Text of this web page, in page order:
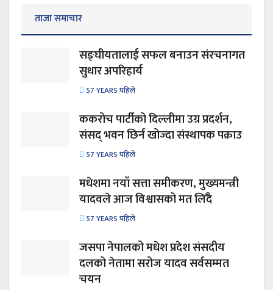
ताजा समाचार
सङ्घीयतालाई सफल बनाउन संरचनागत
सुधार अपरिहार्य
57 YEARS पहिले
ककरोच पार्टीको दिल्लीमा उग्र प्रदर्शन,
संसद् भवन छिर्न खोज्दा संस्थापक पक्राउ
57 YEARS पहिले
मधेशमा नयाँ सत्ता समीकरण, मुख्यमन्त्री
यादवले आज विश्वासको मत लिँदै
57 YEARS पहिले
जसपा नेपालको मधेश प्रदेश संसदीय
दलको नेतामा सरोज यादव सर्वसम्मत
चयन